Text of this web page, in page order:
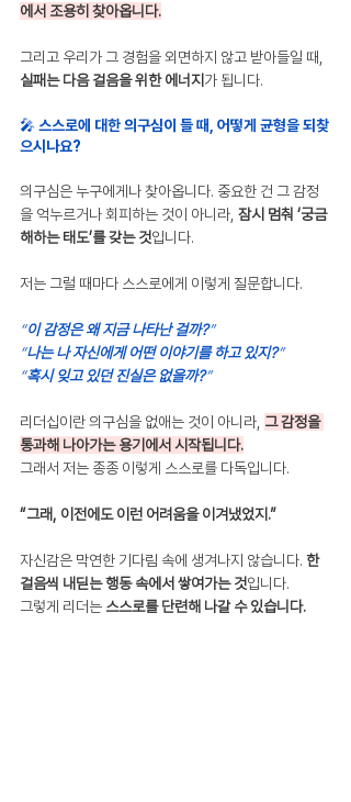
에서 조용히 찾아옵니다.
그리고 우리가 그 경험을 외면하지 않고 받아들일 때,
실패는 다음 걸음을 위한 에너지 가 됩니다.
🎤 스스로에 대한 의구심이 들 때, 어떻게 균형을 되찾
으시나요?
의구심은 누구에게나 찾아옵니다. 중요한 건 그 감정
을 억누르거나 회피하는 것이 아니라, 잠시 멈춰 ‘궁금
해하는 태도’를 갖는 것입니다.
저는 그럴 때마다 스스로에게 이렇게 질문합니다.
“이 감정은 왜 지금 나타난 걸까?”
“나는 나 자신에게 어떤 이야기를 하고 있지?”
“혹시 잊고 있던 진실은 없을까?”
리더십이란 의구심을 없애는 것이 아니라, 그 감정을
통과해 나아가는 용기에서 시작됩니다.
그래서 저는 종종 이렇게 스스로를 다독입니다.
“그래, 이전에도 이런 어려움을 이겨냈었지.”
자신감은 막연한 기다림 속에 생겨나지 않습니다. 한
걸음씩 내딛는 행동 속에서 쌓여가는 것입니다.
그렇게 리더는 스스로를 단련해 나갈 수 있습니다.